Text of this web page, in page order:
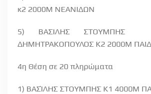
κ2 2000Μ ΝΕΑΝΙΔΩΝ
5) ΒΑΣΙΛΗΣ ΣΤΟΥΜΠΗΣ
ΔΗΜΗΤΡΑΚΟΠΟΥΛΟΣ Κ2 2000Μ
4η Θέση σε 20 πληρώματα
1) ΒΑΣΊΛΗΣ ΣΤΟΥΜΠΗΣ Κ1 4000Μ